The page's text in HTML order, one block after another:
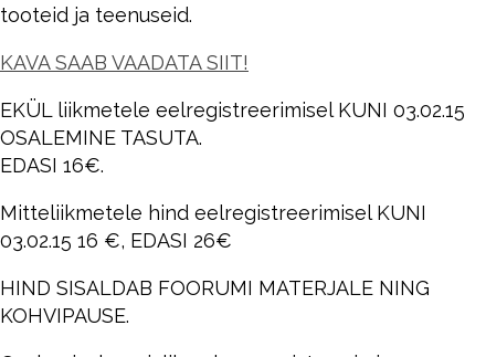
tooteid ja teenuseid.
KAVA SAAB VAADATA SIIT!
EKÜL liikmetele eelregistreerimisel KUNI 03.02.15
OSALEMINE TASUTA.
EDASI 16€.
Mitteliikmetele hind eelregistreerimisel KUNI
03.02.15 16 €, EDASI 26€
HIND SISALDAB FOORUMI MATERJALE NING
KOHVIPAUSE.